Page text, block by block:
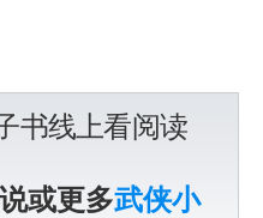
书线上看阅读
或更多武侠小